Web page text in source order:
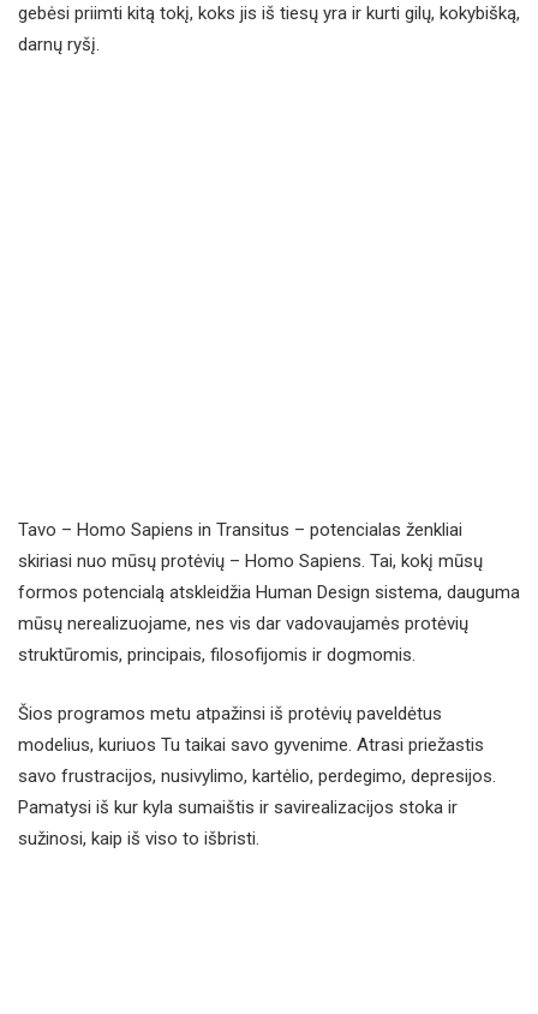
gebėsi priimti kitą tokį, koks jis iš tiesų yra ir kurti gilų, kokybišką,
darnų ryšį.
Tavo – Homo Sapiens in Transitus – potencialas ženkliai
skiriasi nuo mūsų protėvių – Homo Sapiens. Tai, kokį mūsų
formos potencialą atskleidžia Human Design sistema, dauguma
mūsų nerealizuojame, nes vis dar vadovaujamės protėvių
struktūromis, principais, filosofijomis ir dogmomis.
Šios programos metu atpažinsi iš protėvių paveldėtus
modelius, kuriuos Tu taikai savo gyvenime. Atrasi priežastis
savo frustracijos, nusivylimo, kartėlio, perdegimo, depresijos.
Pamatysi iš kur kyla sumaištis ir savirealizacijos stoka ir
sužinosi, kaip iš viso to išbristi.